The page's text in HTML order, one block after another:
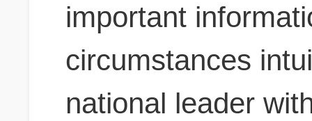
important
circumstances
national leader